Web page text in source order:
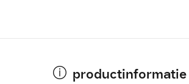
productinformatie